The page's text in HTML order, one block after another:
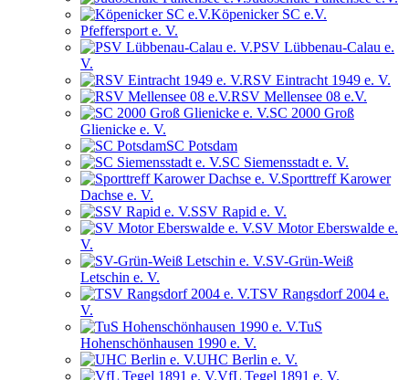
Köpenicker SC e.V.
Pfeffersport e. V.
PSV Lübbenau-Calau e.
V.
RSV Eintracht 1949 e. V.
RSV Mellensee 08 e.V.
SC 2000 Groß
Glienicke e. V.
SC Potsdam
SC Siemensstadt e. V.
Sporttreff Karower
Dachse e. V.
SSV Rapid e. V.
SV Motor Eberswalde e.
V.
SV-Grün-Weiß
Letschin e. V.
TSV Rangsdorf 2004 e.
V.
TuS
Hohenschönhausen 1990 e. V.
UHC Berlin e. V.
VfL Tegel 1891 e. V.